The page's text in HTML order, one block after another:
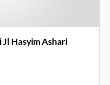
Jl Hasyim Ashari